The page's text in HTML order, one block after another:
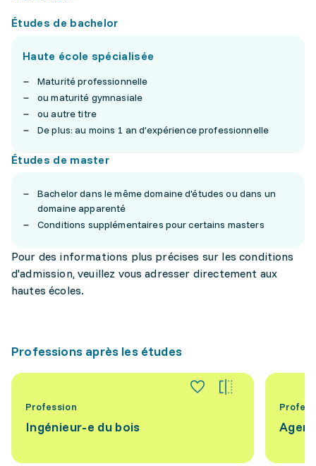
Études de bachelor
Haute école spécialisée
Maturité professionnelle
ou maturité gymnasiale
ou autre titre
De plus: au moins 1 an d’expérience professionnelle
Études de master
Bachelor dans le même domaine d'études ou dans un
domaine apparenté
Conditions supplémentaires pour certains masters
Pour des informations plus précises sur les conditions
d'admission, veuillez vous adresser directement aux
hautes écoles.
Professions après les études
Profession
Ingénieur-e du bois